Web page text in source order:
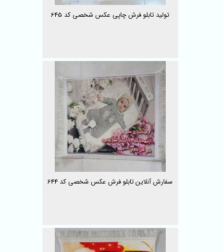
تولید تابلو فرش چاپی عکس شخصی کد 645
سفارش آنلاین تابلو فرش عکس شخصی کد 644